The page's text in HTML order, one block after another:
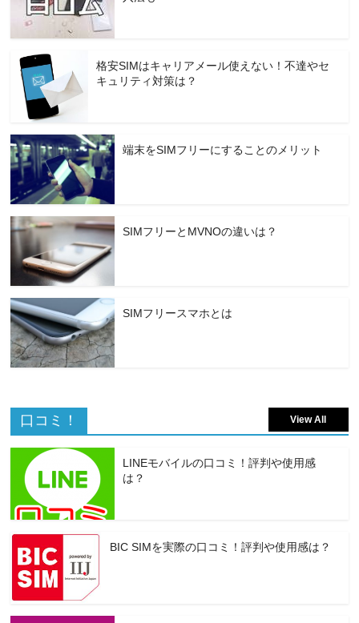
格安SIMはキャリアメール使えない！不達やセ
キュリティ対策は？
端末をSIMフリーにすることのメリット
SIMフリーとMVNOの違いは？
SIMフリースマホとは
口コミ！ View All
LINEモバイルの口コミ！評判や使用感
は？
BIC SIMを実際の口コミ！評判や使用感は？